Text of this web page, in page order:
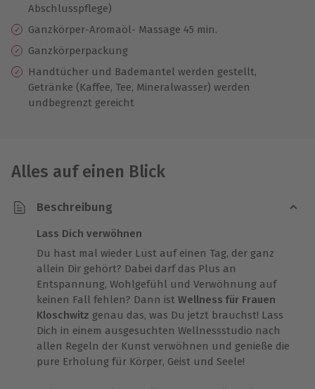
Abschlusspflege)
Ganzkörper-Aromaöl- Massage 45 min.
Ganzkörperpackung
Handtücher und Bademantel werden gestellt,
Getränke (Kaffee, Tee, Mineralwasser) werden
undbegrenzt gereicht
Alles auf einen Blick
Beschreibung
Lass Dich verwöhnen
Du hast mal wieder Lust auf einen Tag, der ganz
allein Dir gehört? Dabei darf das Plus an
Entspannung, Wohlgefühl und Verwöhnung auf
keinen Fall fehlen? Dann ist Wellness für Frauen
Kloschwitz genau das, was Du jetzt brauchst! Lass
Dich in einem ausgesuchten Wellnessstudio nach
allen Regeln der Kunst verwöhnen und genieße die
pure Erholung für Körper, Geist und Seele!